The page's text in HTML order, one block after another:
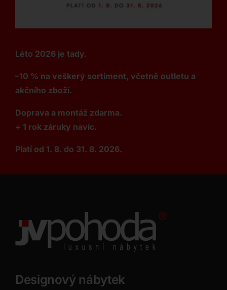
Léto 2026 je tady.
–10 % na veškerý sortiment, včetně outletu a
akčního zboží.
Doprava a montáž zdarma.
+ 1 rok záruky navíc.
Platí od 1. 8. do 31. 8. 2026.
Designový nábytek